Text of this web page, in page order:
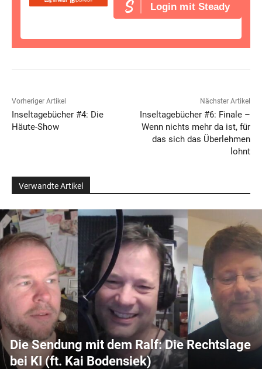
Login mit Steady
Vorheriger Artikel
Inseltagebücher #4: Die
Häute-Show
Nächster Artikel
Inseltagebücher #6: Finale –
Wenn nichts mehr da ist, für
das sich das Überlehmen
lohnt
Verwandte Artikel
Die Sendung mit dem Ralf: Die Rechtslage
bei KI (ft. Kai Bodensiek)